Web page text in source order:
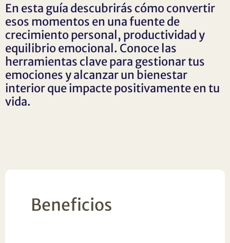
En esta guía descubrirás cómo convertir
esos momentos en una fuente de
crecimiento personal, productividad y
equilibrio emocional. Conoce las
herramientas clave para gestionar tus
emociones y alcanzar un bienestar
interior que impacte positivamente en tu
vida.
Beneficios